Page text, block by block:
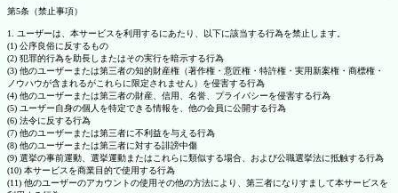
第5条（禁止事項）
1. ユーザーは、本サービスを利用するにあたり、以下に該当する行為を禁止します。
(1) 公序良俗に反するもの
(2) 犯罪的行為を助長しまたはその実行を暗示する行為
(3) 他のユーザーまたは第三者の知的財産権（著作権・意匠権・特許権・実用新案権・商標権・
ノウハウが含まれるがこれらに限定されません）を侵害する行為
(4) 他のユーザーまたは第三者の財産、信用、名誉、プライバシーを侵害する行為
(5) ユーザー自身の個人を特定できる情報を、他の会員に公開する行為
(6) 法令に反する行為
(7) 他のユーザーまたは第三者に不利益を与える行為
(8) 他のユーザーまたは第三者に対する誹謗中傷
(9) 選挙の事前運動、選挙運動またはこれらに類似する場合、および公職選挙法に抵触する行為
(10) 本サービスを商業目的で使用する行為
(11) 他のユーザーのアカウントの使用その他の方法により、第三者になりすまして本サービスを